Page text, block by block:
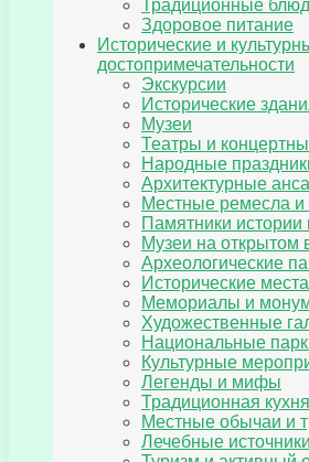
Традиционные
Здоровое питание
Исторические и
достопримечательности
Экскурсии
Исторические
Музеи
Театры и
Народные
Архитектурные
Местные ремесла и
Памятники истории
Музеи на открытом
Археологические
Исторические места
Мемориалы и
Художественные
Национальные
Культурные
Легенды и мифы
Традиционная кухня
Местные обычаи и
Лечебные